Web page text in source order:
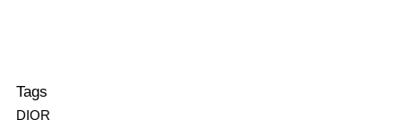
Tags
DIOR